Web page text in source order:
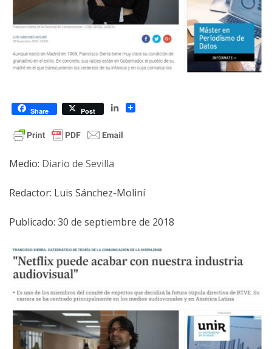
Share Post LinkedIn
Medio: Diario de Sevilla
Redactor: Luis Sánchez-Moliní
Publicado: 30 de septiembre de 2018